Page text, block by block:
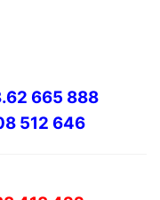
665 888
512 646